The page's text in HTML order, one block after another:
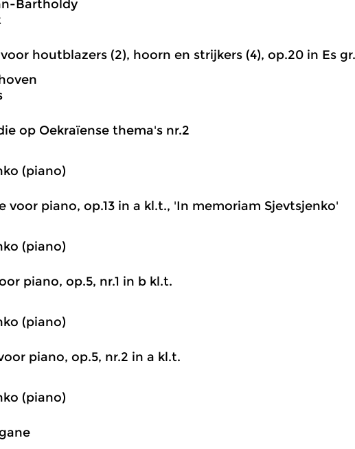
Bartholdy
houtblazers (2), hoorn en strijkers (4), op.20 in Es
op Oekraïense thema's nr.2
(piano)
voor piano, op.13 in a kl.t., 'In memoriam Sjevtsjenko'
(piano)
piano, op.5, nr.1 in b kl.t.
(piano)
piano, op.5, nr.2 in a kl.t.
(piano)